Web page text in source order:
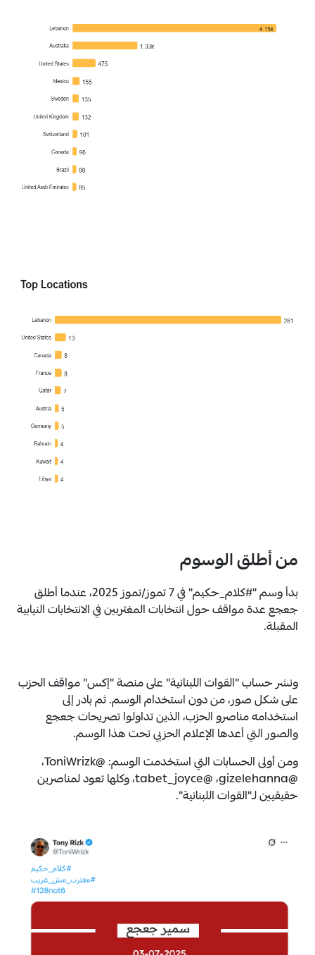
من أطلق الوسوم
بدأ وسم "#كلام_حكيم" في 7 تموز/تموز 2025، عندما أطلق
جعجع عدة مواقف حول انتخابات المغتربين في الانتخابات النيابية
المقبلة.
ونشر حساب "القوات اللبنانية" على منصة "إكس" مواقف الحزب
على شكل صور، من دون استخدام الوسم. ثم بادر إلى
استخدامه مناصرو الحزب، الذين تداولوا تصريحات جعجع
والصور التي أعدها الإعلام الحزبي تحت هذا الوسم.
ومن أولى الحسابات التي استخدمت الوسم: @ToniWrizk،
‏@gizelehanna، ‏@tabet_joyce، وكلها تعود لمناصرين
حقيقيين لـ"القوات اللبنانية".